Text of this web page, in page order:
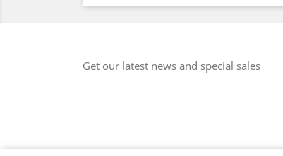
Get our latest news and special sales